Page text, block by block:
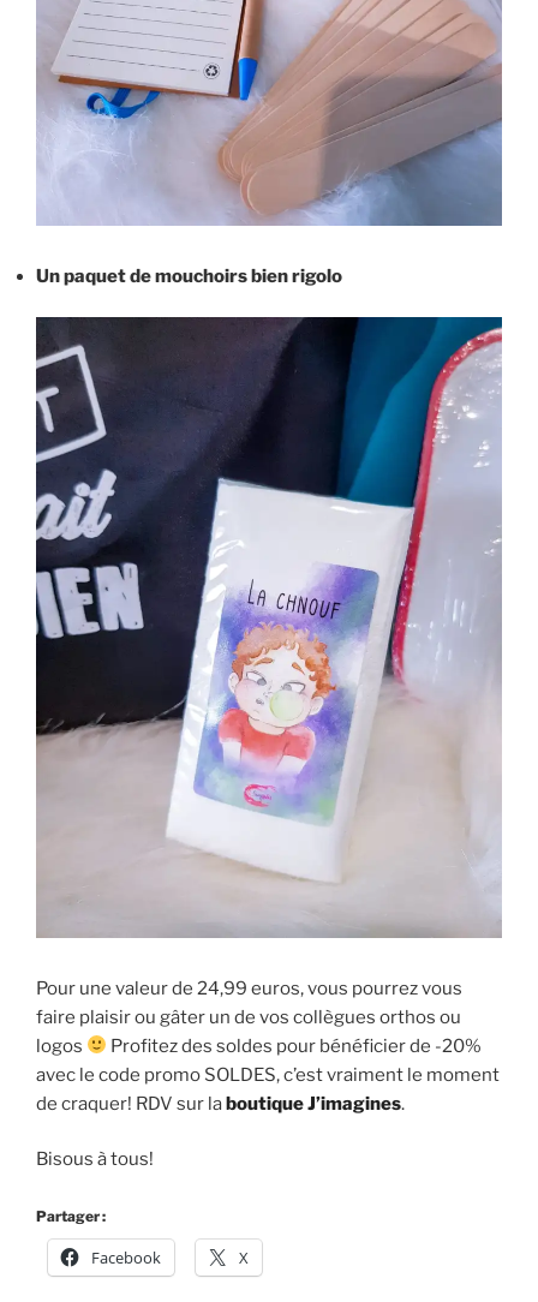
Un paquet de mouchoirs bien rigolo
Pour une valeur de 24,99 euros, vous pourrez vous
faire plaisir ou gâter un de vos collègues orthos ou
logos
Profitez des soldes pour bénéficier de -20%
avec le code promo SOLDES, c’est vraiment le moment
de craquer! RDV sur laboutique J’imagines.
Bisous à tous!
Partager :
Facebook X